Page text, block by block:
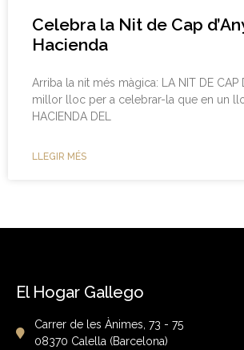
Celebra la Nit de Cap
Hacienda
Arriba la nit més màgica: LA NIT DE CAP
millor lloc per a celebrar-la que en un
HACIENDA DEL
LLEGIR MÉS
El Hogar Gallego
Carrer de les Ànimes, 73 - 75
08370 Calella (Barcelona)